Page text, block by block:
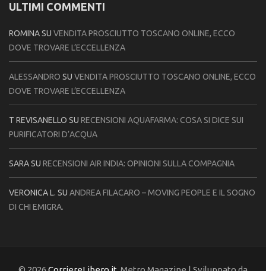
ULTIMI COMMENTI
ROMINASU VENDITA PROSCIUTTO TOSCANO ONLINE, ECCO
DOVE TROVARE L’ECCELLENZA
ALESSANDRO SU VENDITA PROSCIUTTO TOSCANO ONLINE, ECCO
DOVE TROVARE L’ECCELLENZA
T REVISANELLO SU RECENSIONI AQUAFARMA: COSA SI DICE SUI
PURIFICATORI D’ACQUA
SARASU RECENSIONI AIR INDIA: OPINIONI SULLA COMPAGNIA
VERONICA L. SU ANDREA FILACARO – MOVING PEOPLE E IL SOGNO
DI CHI EMIGRA.